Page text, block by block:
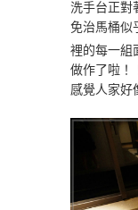
洗手台正對
免治馬桶似
裡的每一組
做作了啦！
感覺人家好